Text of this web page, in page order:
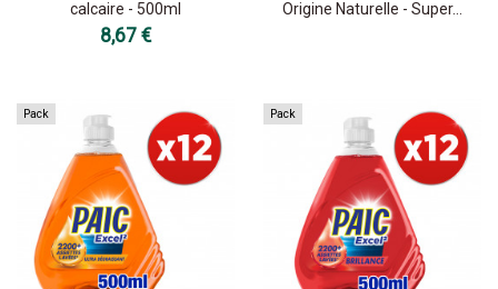
calcaire - 500ml
8,67 €
Origine Naturelle - Super...
Pack Pack